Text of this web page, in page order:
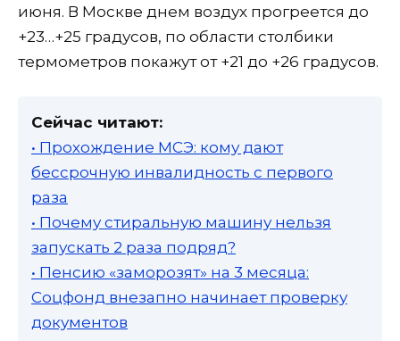
июня. В Москве днем воздух прогреется до
+23…+25 градусов, по области столбики
термометров покажут от +21 до +26 градусов.
Сейчас читают:
• Прохождение МСЭ: кому дают
бессрочную инвалидность с первого
раза
• Почему стиральную машину нельзя
запускать 2 раза подряд?
• Пенсию «заморозят» на 3 месяца:
Соцфонд внезапно начинает проверку
документов